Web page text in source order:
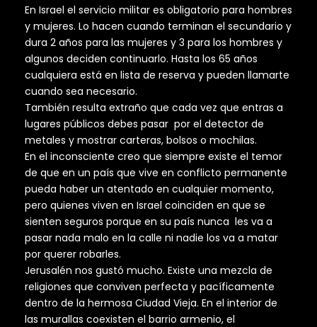
En Israel el servicio militar es obligatorio para hombres
y mujeres. Lo hacen cuando terminan el secundario y
dura 2 años para las mujeres y 3 para los hombres y
algunos deciden continuarlo. Hasta los 65 años
cualquiera está en lista de reserva y pueden llamarte
cuando sea necesario.
También resulta extraño que cada vez que entras a
lugares públicos debes pasar por el detector de
metales y mostrar carteras, bolsos o mochilas.
En el inconsciente creo que siempre existe el temor
de que en un país que vive en conflicto permanente
pueda haber un atentado en cualquier momento,
pero quienes viven en Israel coinciden en que se
sienten seguros porque en su país nunca les va a
pasar nada malo en la calle ni nadie los va a matar
por querer robarles.
Jerusalén nos gustó mucho. Existe una mezcla de
religiones que conviven perfecta y pacíficamente
dentro de la hermosa Ciudad Vieja. En el interior de
las murallas coexisten el barrio armenio, el